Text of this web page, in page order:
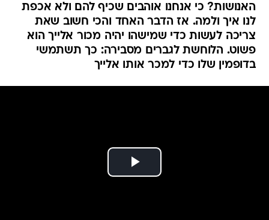
האנושות? כי אנחנו אוהבים שכיף להם ולא אכפת
לנו איך ולמה. אז הדבר האחד והכי חשוב שאת
צריכה לעשות כדי שמישהו יהיה מכור אלייך הוא
פשוט. הלוחשת לגברים מסבירה: כך תשתמשי
בדופמין שלו כדי למכר אותו אלייך